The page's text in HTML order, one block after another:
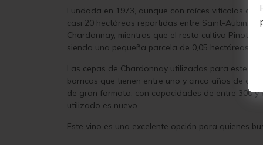
Fundada en 1973, aunque con raíces vitícolas
casi 20 hectáreas repartidas entre Saint-Aubin,
Chardonnay, mientras que el resto cultiva Pinot
siendo una pequeña parcela de 0,05 hectáreas
Las cepas de Chardonnay utilizadas para este
barricas que tienen entre uno y cinco años de
de gran formato, con capacidades de entre 300
utilizado es nuevo.
Este vino es una excelente opción para quienes